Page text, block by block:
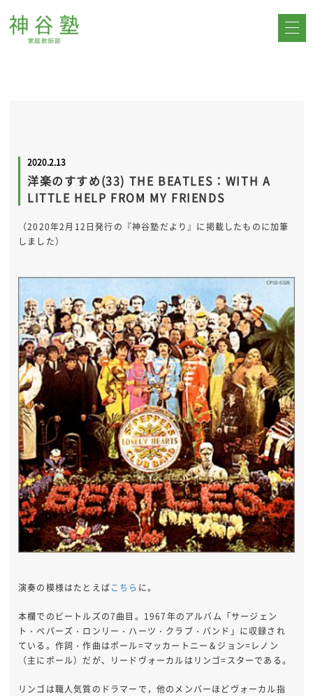
2020.2.13
洋楽のすすめ(33) THE BEATLES：WITH A
LITTLE HELP FROM MY FRIENDS
（2020年2月12日発行の『神谷塾だより』に掲載したものに加筆
しました）
演奏の模様はたとえばこちら に。
本欄でのビートルズの7曲目。1967年のアルバム「サージェン
ト・ペパーズ・ロンリー・ハーツ・クラブ・バンド」に収録され
ている。作詞・作曲はポール=マッカートニー＆ジョン=レノン
（主にポール）だが、リードヴォーカルはリンゴ=スターである。
リンゴは職人気質のドラマーで，他のメンバーほどヴォーカル指